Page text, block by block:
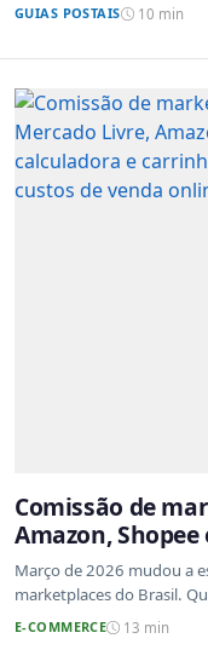
GUIAS POSTAIS 10 min
Comissão de
Amazon,
atualizadas
Março de 2026 mudou a
marketplaces do Brasil.
E-COMMERCE 13 min